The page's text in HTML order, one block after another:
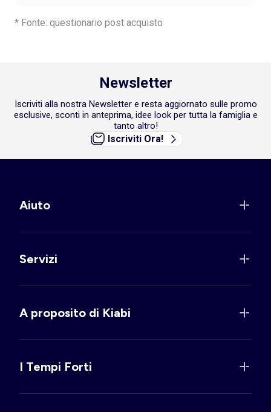
* Fonte: questionario post acquisto
Newsletter
Iscriviti alla nostra Newsletter e resta aggiornato sulle promo
esclusive, sconti in anteprima, idee look per tutta la famiglia e
tanto altro!
Iscriviti Ora!
Aiuto
Servizi
A proposito di Kiabi
I Tempi Forti